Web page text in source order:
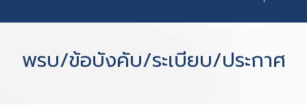
พรบ/ข้อบังคับ/ระเบียบ/ประกาศ